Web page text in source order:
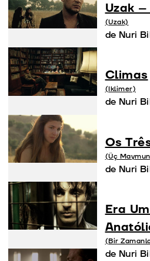
Uzak
(Uzak)
de Nuri
Climas
(Iklimer)
de Nuri
Os
(Üç
de Nuri
Era
(Bir
de Nuri